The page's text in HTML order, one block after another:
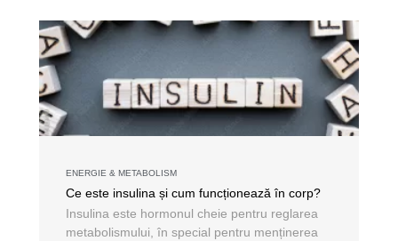
ENERGIE & METABOLISM
Ce este insulina și cum funcționează în corp?
Insulina este hormonul cheie pentru reglarea
metabolismului, în special pentru menținerea